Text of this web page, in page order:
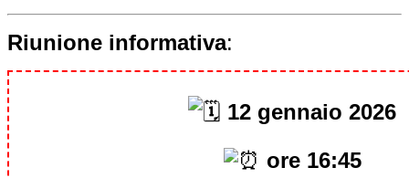
Riunione informativa:
12 gennaio 2026
ore 16:45